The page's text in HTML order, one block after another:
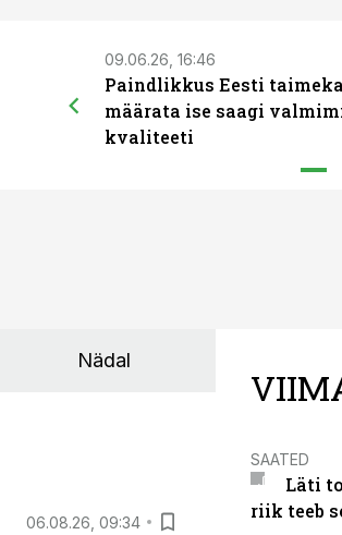
09.06.26, 16:46
Paindlikkus Eesti
määrata ise saagi
kvaliteeti
Nädal
06.08.26, 09:34
SAATED
Läti
riik teeb